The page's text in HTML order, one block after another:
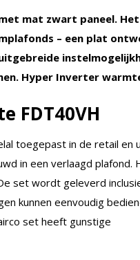
mat zwart paneel.
– een plat
Hyper Inverter
FDT40VH
toegepast in de retail en
in een verlaagd plafond.
set wordt geleverd
kunnen eenvoudig
set heeft gunstige